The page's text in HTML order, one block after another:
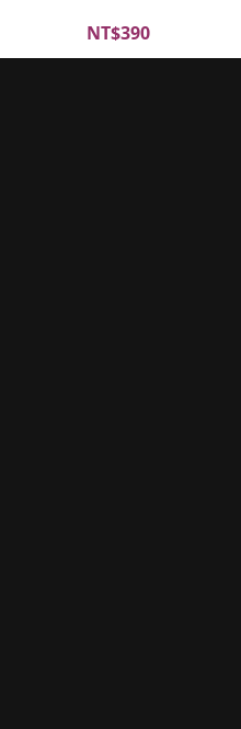
NT$390